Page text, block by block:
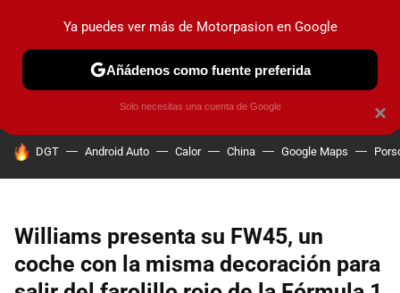
PRUEBAS COCHES ELÉCTRICOS OBSERVATORIO
HOY SE HABLA DE
DGT Android Auto Calor China Google Maps
Williams presenta su FW45, un
coche con la misma decoración para
×
Ya puedes ver más de Motorpasion en Google
Añádenos como fuente preferida
Solo necesitas una cuenta de Google